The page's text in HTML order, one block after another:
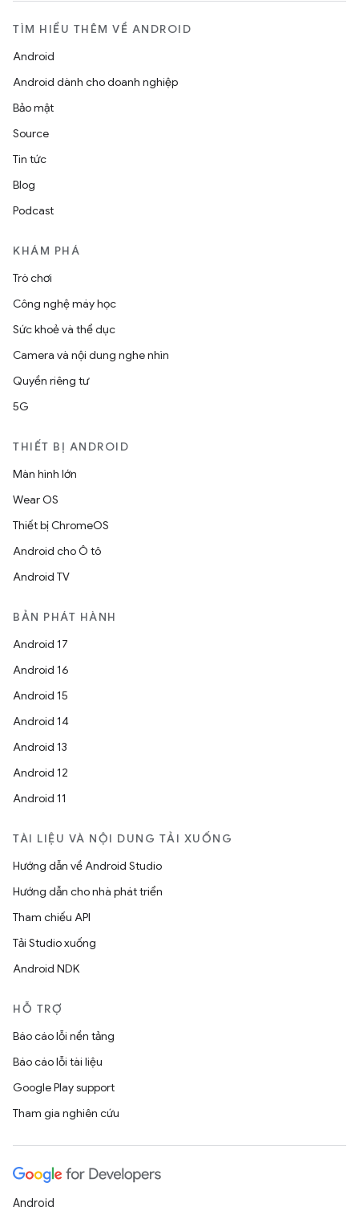
TÌM HIỂU THÊM VỀ ANDROID
Android
Android dành cho doanh nghiệp
Bảo mật
Source
Tin tức
Blog
Podcast
KHÁM PHÁ
Trò chơi
Công nghệ máy học
Sức khoẻ và thể dục
Camera và nội dung nghe nhìn
Quyền riêng tư
5G
THIẾT BỊ ANDROID
Màn hình lớn
Wear OS
Thiết bị ChromeOS
Android cho Ô tô
Android TV
BẢN PHÁT HÀNH
Android 17
Android 16
Android 15
Android 14
Android 13
Android 12
Android 11
TÀI LIỆU VÀ NỘI DUNG TẢI XUỐNG
Hướng dẫn về Android Studio
Hướng dẫn cho nhà phát triển
Tham chiếu API
Tải Studio xuống
Android NDK
HỖ TRỢ
Báo cáo lỗi nền tảng
Báo cáo lỗi tài liệu
Google Play support
Tham gia nghiên cứu
Android